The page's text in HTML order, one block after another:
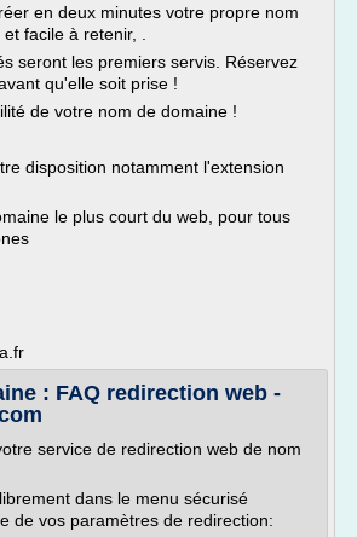
en deux minutes votre propre nom
facile à retenir, .
seront les premiers servis. Réservez
qu'elle soit prise !
de votre nom de domaine !
disposition notamment l'extension
le plus court du web, pour tous
: FAQ redirection web -
service de redirection web de nom
dans le menu sécurisé
de vos paramètres de redirection: